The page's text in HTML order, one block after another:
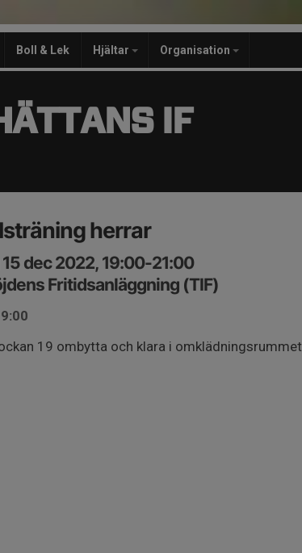
Boll & Lek Hjältar Organisation
IF
herrar
dec 2022, 19:00-21:00
Fritidsanläggning (TIF)
19 ombytta och klara i omklädningsrummet